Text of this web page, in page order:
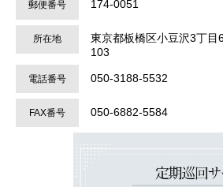
郵便番号 174-0051
所在地
東京都板橋区小豆沢3丁目
103
電話番号 050-3188-5532
FAX番号 050-6882-5584